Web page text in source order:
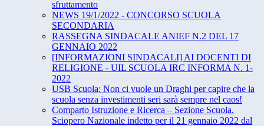
sfruttamento
NEWS 19/1/2022 - CONCORSO SCUOLA
SECONDARIA
RASSEGNA SINDACALE ANIEF N.2 DEL 17
GENNAIO 2022
[INFORMAZIONI SINDACALI] AI DOCENTI DI
RELIGIONE - UIL SCUOLA IRC INFORMA N. 1-
2022
USB Scuola: Non ci vuole un Draghi per capire che la
scuola senza investimenti seri sarà sempre nel caos!
Comparto Istruzione e Ricerca – Sezione Scuola.
Sciopero Nazionale indetto per il 21 gennaio 2022 dal